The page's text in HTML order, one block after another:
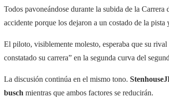
Todos pavoneándose durante la subida de la Carrera
accidente porque los dejaron a un costado de la pista
El piloto, visiblemente molesto, esperaba que su
constatado su carrera” en la segunda curva del
La discusión continúa en el mismo tono.
busch mientras que ambos factores se reducirán.